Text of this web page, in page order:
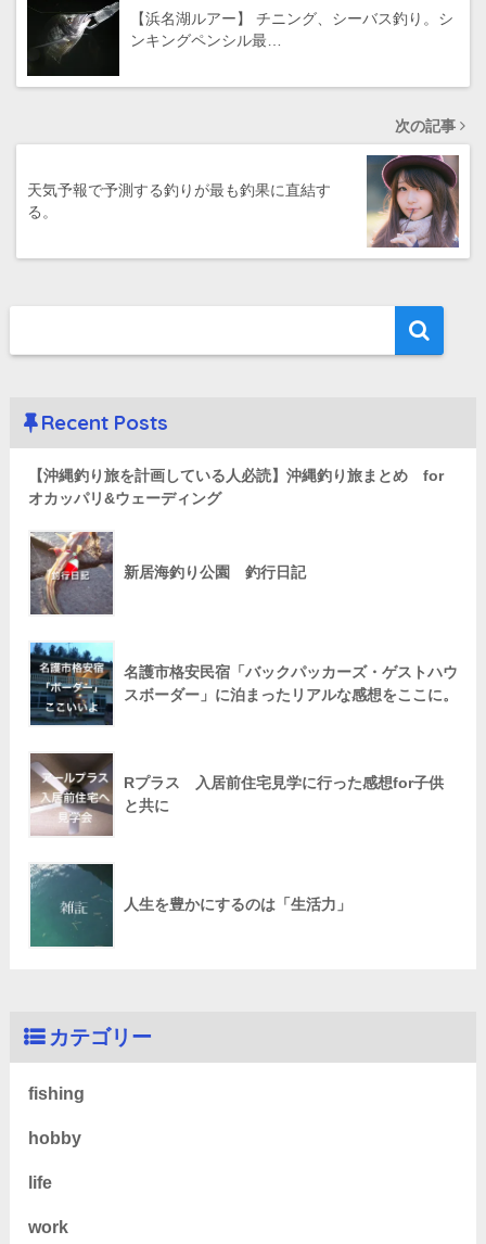
【浜名湖ルアー】 チニング、シーバス釣り。シ
ンキングペンシル最…
次の記事
天気予報で予測する釣りが最も釣果に直結す
る。
Recent Posts
【沖縄釣り旅を計画している人必読】沖縄釣り旅まとめ for
オカッパリ&ウェーディング
新居海釣り公園 釣行日記
名護市格安民宿「バックパッカーズ・ゲストハウ
スボーダー」に泊まったリアルな感想をここに。
Rプラス 入居前住宅見学に行った感想for子供
と共に
人生を豊かにするのは「生活力」
カテゴリー
fishing
hobby
life
work